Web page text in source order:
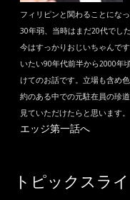
フィリピンと関わることにな
30年弱、当時はまだ20代でし
今はすっかりおじいちゃんで
いたい90年代前半から2000年
けてのお話です。立場も含め
約のある中での元駐在員の珍
見ていただけたらと思います。
エッジ第一話へ
トピックスラ